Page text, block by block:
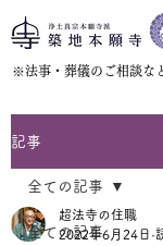
​※法事・葬儀のご相談な
記事
全ての記事
全ての記事
超法寺の住職
2022年6月24日